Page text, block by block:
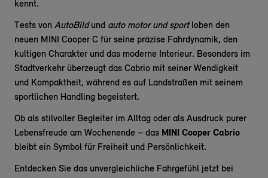
kennt.
Tests von AutoBildund auto motor und sportloben den
neuen MINI Cooper C für seine präzise Fahrdynamik, den
kultigen Charakter und das moderne Interieur. Besonders im
Stadtverkehr überzeugt das Cabrio mit seiner Wendigkeit
und Kompaktheit, während es auf Landstraßen mit seinem
sportlichen Handling begeistert.
Ob als stilvoller Begleiter im Alltag oder als Ausdruck purer
Lebensfreude am Wochenende – das MINI Cooper Cabrio
bleibt ein Symbol für Freiheit und Persönlichkeit.
Entdecken Sie das unvergleichliche Fahrgefühl jetzt bei